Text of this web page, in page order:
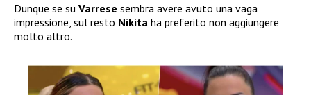
Dunque se su Varrese sembra avere avuto una vaga
impressione, sul resto Nikita ha preferito non aggiungere
molto altro.